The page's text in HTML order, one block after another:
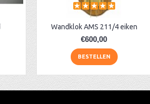
Wandklok AMS 211/4 eiken
€600,00
BESTELLEN